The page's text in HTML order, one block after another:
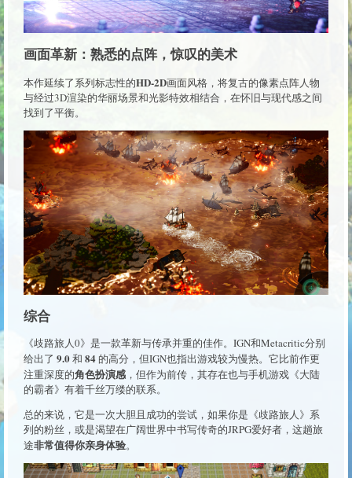
画面革新：熟悉的点阵，惊叹的美术
本作延续了系列标志性的HD-2D画面风格，将复古的像素点阵人物
与经过3D渲染的华丽场景和光影特效相结合，在怀旧与现代感之间
找到了平衡。
综合
《歧路旅人0》是一款革新与传承并重的佳作。IGN和Metacritic分别
给出了 9.0和 84 的高分，但IGN也指出游戏较为慢热。它比前作更
注重深度的角色扮演感 ，但作为前传，其存在也与手机游戏《大陆
的霸者》有着千丝万缕的联系。
总的来说，它是一次大胆且成功的尝试，如果你是《歧路旅人》系
列的粉丝，或是渴望在广阔世界中书写传奇的JRPG爱好者，这趟旅
途非常值得你亲身体验。